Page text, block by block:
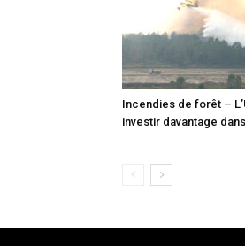
Incendies de forêt –
investir davantage